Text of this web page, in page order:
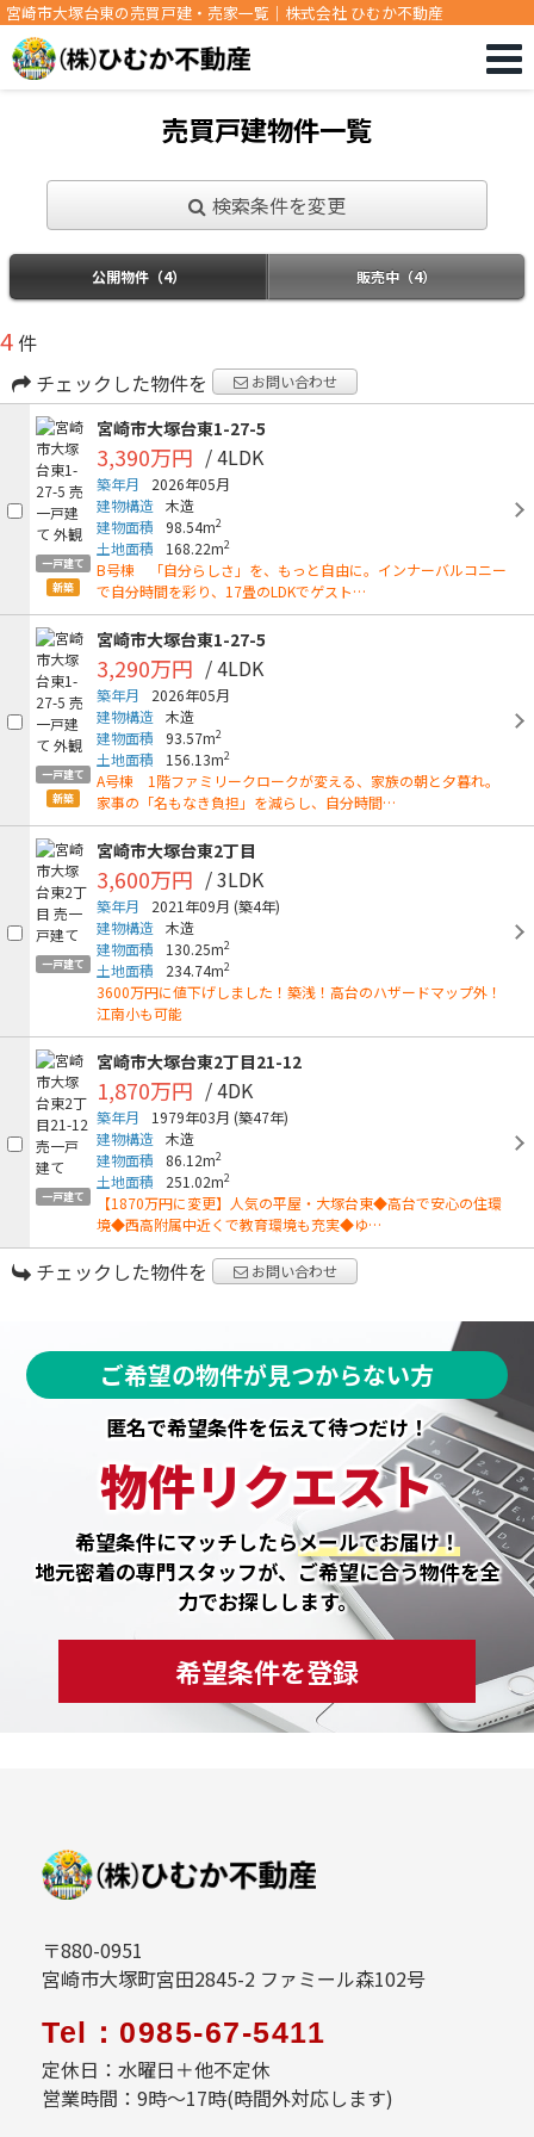
宮崎市大塚台東の売買戸建・売家一覧｜株式会社 ひむか不動産
売買戸建物件一覧
検索条件を変更
公開物件（4） 販売中（4）
4件
チェックした物件を
お問い合わせ
一戸建て
新築
宮崎市大塚台東1-27-5
3,390万円 / 4LDK
築年月
2026年05月
建物構造 木造
建物面積
98.54m2
土地面積 168.22m2
B号棟 「自分らしさ」を、もっと自由に。インナーバルコニー
で自分時間を彩り、17畳のLDKでゲスト…
一戸建て
新築
宮崎市大塚台東1-27-5
3,290万円 / 4LDK
築年月
2026年05月
建物構造 木造
建物面積
93.57m2
土地面積 156.13m2
A号棟 1階ファミリークロークが変える、家族の朝と夕暮れ。
家事の「名もなき負担」を減らし、自分時間…
一戸建て
宮崎市大塚台東2丁目
3,600万円 / 3LDK
築年月 2021年09月 (築4年)
建物構造 木造
建物面積
130.25m2
土地面積 234.74m2
3600万円に値下げしました！築浅！高台のハザードマップ外！
江南小も可能
一戸建て
宮崎市大塚台東2丁目21-12
1,870万円 / 4DK
築年月 1979年03月 (築47年)
建物構造 木造
建物面積
86.12m2
土地面積 251.02m2
【1870万円に変更】人気の平屋・大塚台東◆高台で安心の住環
境◆西高附属中近くで教育環境も充実◆ゆ…
チェックした物件を お問い合わせ
ご希望の物件が見つからない方
匿名で希望条件を伝えて待つだけ！
物件リクエスト
希望条件にマッチしたらメールでお届け！
地元密着の専門スタッフが、ご希望に合う物件を全
力でお探しします。
希望条件を登録
〒880-0951
宮崎市大塚町宮田2845-2 ファミール森102号
Tel：0985-67-5411
定休日：水曜日＋他不定休
営業時間：9時～17時(時間外対応します)